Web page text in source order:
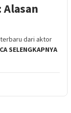
dari aktor
SELENGKAPNYA